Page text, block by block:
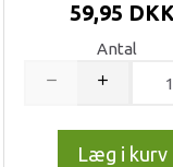
59,95
Antal
Læg i kurv